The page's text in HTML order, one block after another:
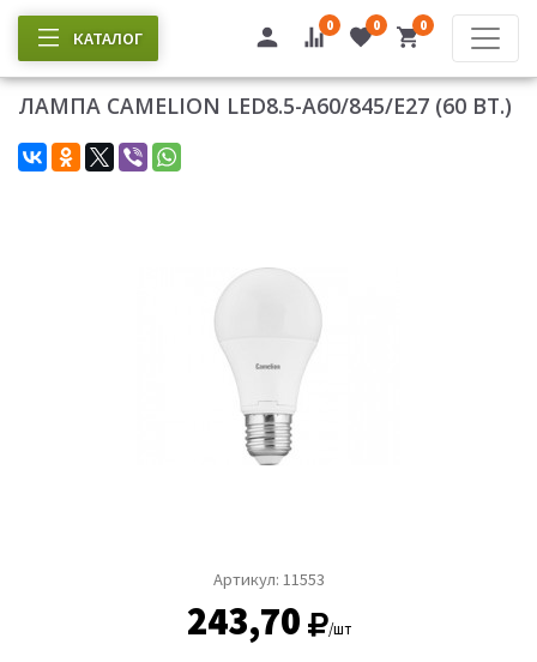
КАТАЛОГ
0 0 0
ЛАМПА CAMELION LED8.5-A60/845/Е27 (60 ВТ.)
Артикул: 11553
243,70 /шт